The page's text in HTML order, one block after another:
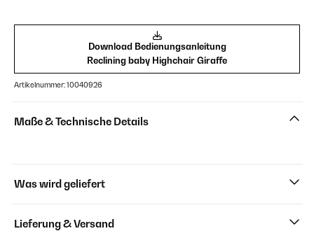
Download Bedienungsanleitung
Reclining baby Highchair Giraffe
Artikelnummer: 10040926
Maße & Technische Details
Was wird geliefert
Lieferung & Versand